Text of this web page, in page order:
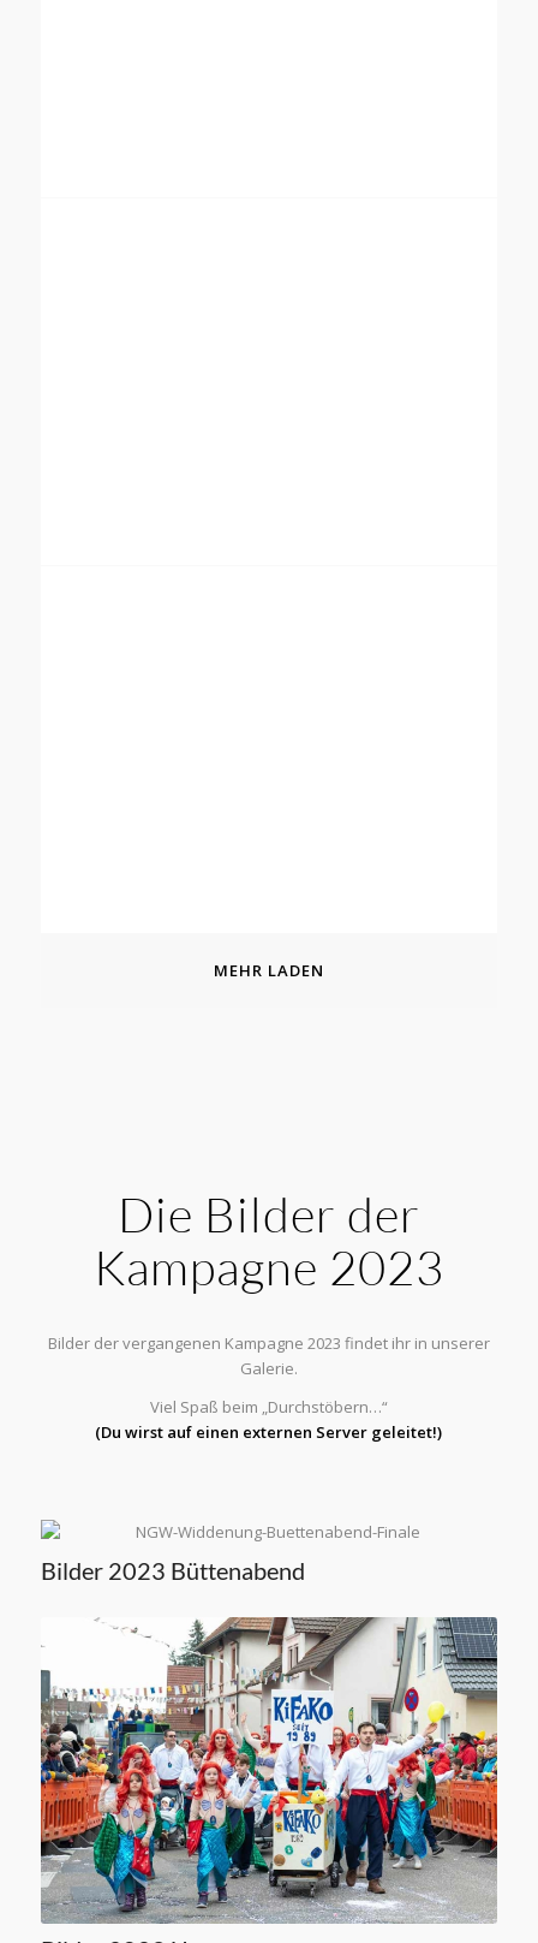
MEHR LADEN
Die Bilder der
Kampagne 2023
Bilder der vergangenen Kampagne 2023 findet ihr in unserer
Galerie.
Viel Spaß beim „Durchstöbern…“
(Du wirst auf einen externen Server geleitet!)
Bilder 2023 Büttenabend